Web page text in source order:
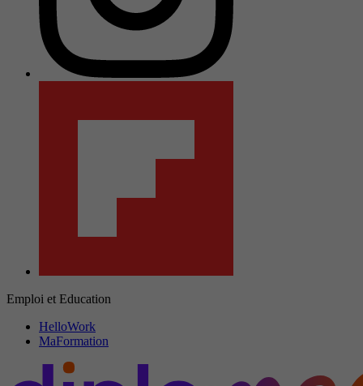
Emploi et Education
HelloWork
MaFormation